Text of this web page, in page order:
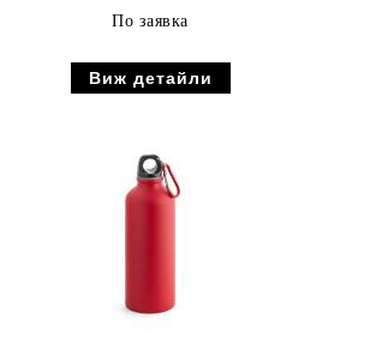
По заявка
Виж детайли